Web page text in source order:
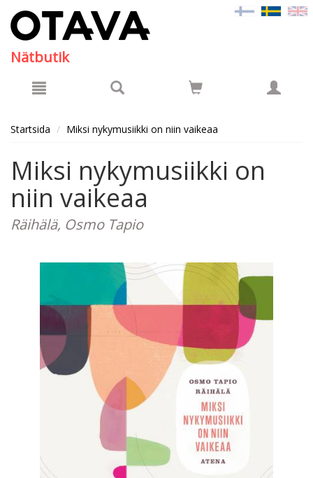
Nätbutik
Startsida Miksi nykymusiikki on niin vaikeaa
Miksi nykymusiikki on
niin vaikeaa
Räihälä, Osmo Tapio